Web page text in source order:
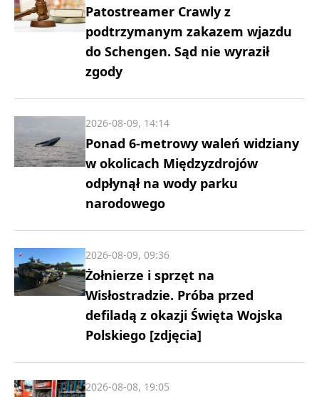
Patostreamer Crawly z
podtrzymanym zakazem wjazdu
do Schengen. Sąd nie wyraził
zgody
Ponad 6-metrowy waleń widziany
w okolicach Międzyzdrojów
odpłynął na wody parku
narodowego
2026-08-09, 14:14
Żołnierze i sprzęt na
Wisłostradzie. Próba przed
defiladą z okazji Święta Wojska
Polskiego [zdjęcia]
2026-08-09, 09:36
2026-08-08, 19:05